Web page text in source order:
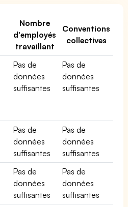
Nombre
d'employés
travaillant
Conventions
collectives
Pas de
données
suffisantes
Pas de
données
suffisantes
Pas de
données
suffisantes
Pas de
données
suffisantes
Pas de
données
suffisantes
Pas de
données
suffisantes